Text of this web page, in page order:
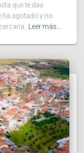
que te das
ha agotado y no
Leer más…